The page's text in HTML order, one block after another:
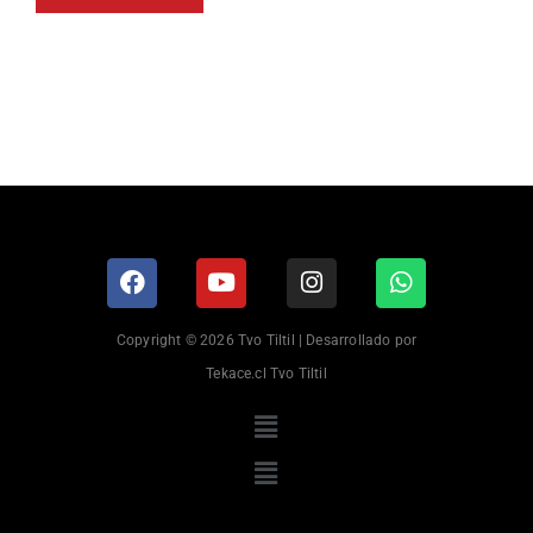
Copyright © 2026 Tvo Tiltil | Desarrollado por
Tekace.cl Tvo Tiltil